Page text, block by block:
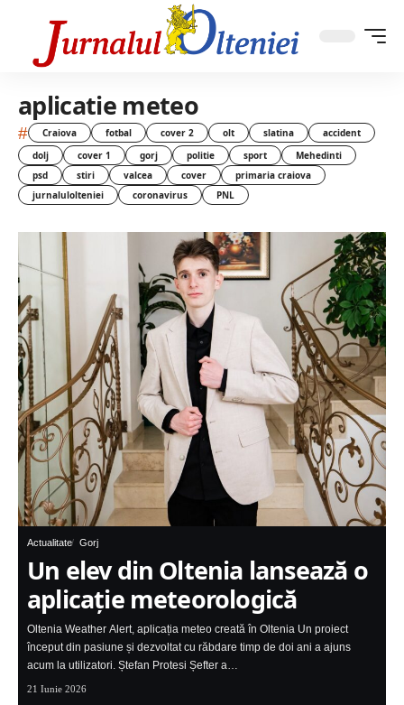
aplicatie meteo
# Craiova fotbal cover 2 olt slatina
accident
dolj
cover 1 gorj politie sport
Mehedinti
psd
stiri valcea cover
primaria craiova
jurnalulolteniei
coronavirus PNL
Actualitate Gorj
Un elev din Oltenia lansează o
aplicație meteorologică
Oltenia Weather Alert, aplicația meteo creată în Oltenia Un proiect
început din pasiune și dezvoltat cu răbdare timp de doi ani a ajuns
acum la utilizatori. Ștefan Protesi Șefter a…
21 Iunie 2026